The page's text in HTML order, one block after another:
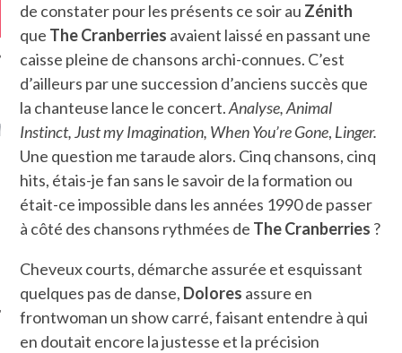
KARMA –
ANNIVERSAIRE
de constater pour les présents ce soir au Zénith
que The Cranberries avaient laissé en passant une
caisse pleine de chansons archi-connues. C’est
d’ailleurs par une succession d’anciens succès que
la chanteuse lance le concert.Analyse, Animal
Instinct, Just my Imagination, When You’re Gone, Linger.
Une question me taraude alors. Cinq chansons, cinq
hits, étais-je fan sans le savoir de la formation ou
était-ce impossible dans les années 1990 de passer
à côté des chansons rythmées de The Cranberries ?
Cheveux courts, démarche assurée et esquissant
quelques pas de danse, Dolores assure en
frontwoman un show carré, faisant entendre à qui
en doutait encore la justesse et la précision